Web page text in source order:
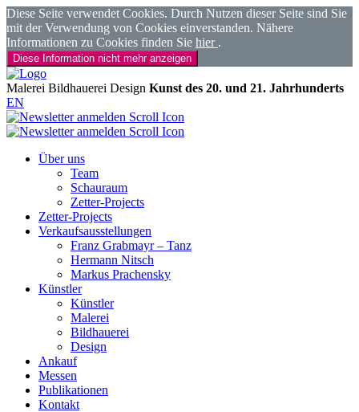
Diese Seite verwendet Cookies. Durch Nutzen dieser Seite sind Sie
mit der Verwendung von Cookies einverstanden. Nähere
Informationen zu Cookies finden Sie hier .
Diese Information nicht mehr anzeigen
Malerei Bildhauerei Design Kunst des 20. und 21. Jahrhunderts
EN
Über uns
Team
Schauraum
Zetter-Projects
Zetter-Projects
Verkaufsausstellungen
Franz Grabmayr – Tanz
Hermann Nitsch
Markus Prachensky
Künstler
Künstler
Malerei
Bildhauerei
Design
Ankauf
Messen
Publikationen
Kontakt